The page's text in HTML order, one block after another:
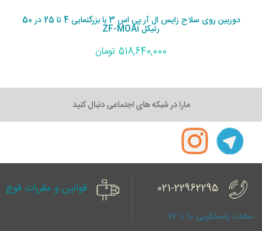
دوربین روی سلاح زایس ال آر پی اس 3 با بزرگنمایی 4 تا 25 در 50
رتیکل ZF-MOAi
518,640,000 تومان
مارا در شبکه های اجتماعی دنبال کنید
021-22962295
ساعات پاسخگویی 10 تا 17
قوانین و مقررات قوچ